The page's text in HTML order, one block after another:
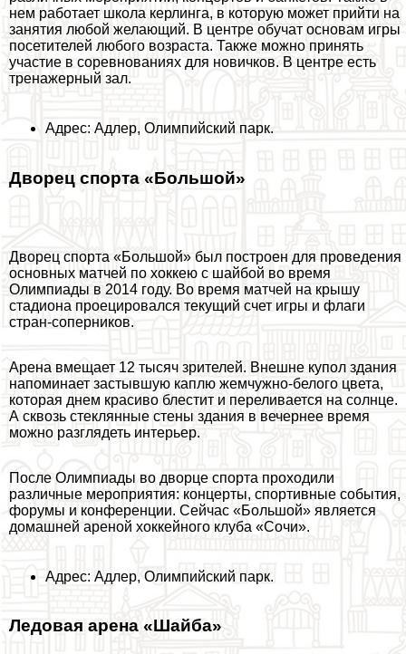
нем работает школа керлинга, в которую может прийти на
занятия любой желающий. В центре обучат основам игры
посетителей любого возраста. Также можно принять
участие в соревнованиях для новичков. В центре есть
тренажерный зал.
Адрес: Адлер, Олимпийский парк.
Дворец спорта «Большой»
Дворец спорта «Большой» был построен для проведения
основных матчей по хоккею с шайбой во время
Олимпиады в 2014 году. Во время матчей на крышу
стадиона проецировался текущий счет игры и флаги
стран-соперников.
Арена вмещает 12 тысяч зрителей. Внешне купол здания
напоминает застывшую каплю жемчужно-белого цвета,
которая днем красиво блестит и переливается на солнце.
А сквозь стеклянные стены здания в вечернее время
можно разглядеть интерьер.
После Олимпиады во дворце спорта проходили
различные мероприятия: концерты, спортивные события,
форумы и конференции. Сейчас «Большой» является
домашней ареной хоккейного клуба «Сочи».
Адрес: Адлер, Олимпийский парк.
Ледовая арена «Шайба»